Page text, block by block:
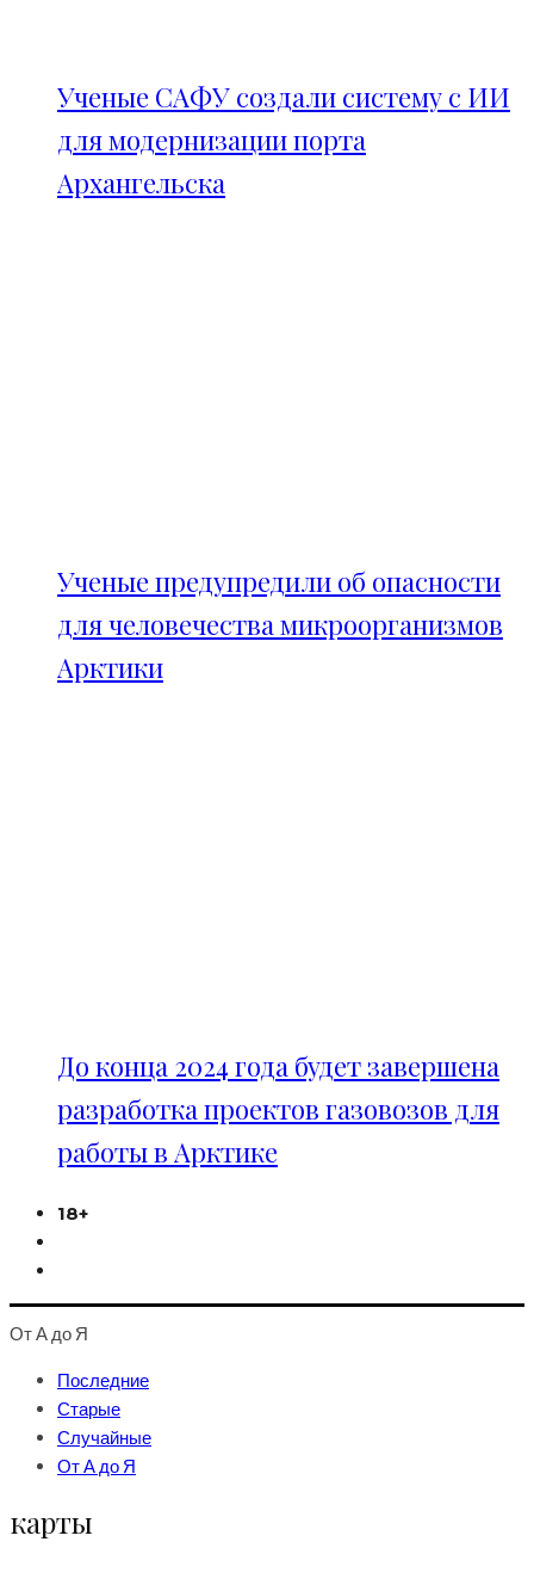
Ученые САФУ создали систему с ИИ
для модернизации порта
Архангельска
Ученые предупредили об опасности
для человечества микроорганизмов
Арктики
До конца 2024 года будет завершена
разработка проектов газовозов для
работы в Арктике
18+
От А до Я
Последние
Старые
Случайные
От А до Я
карты